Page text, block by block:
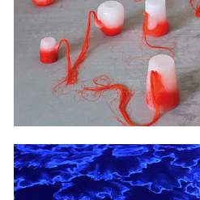
WE ARE ALL